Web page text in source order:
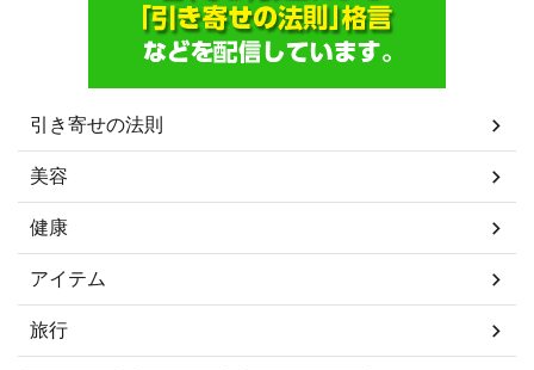
引き寄せの法則
美容
健康
アイテム
旅行